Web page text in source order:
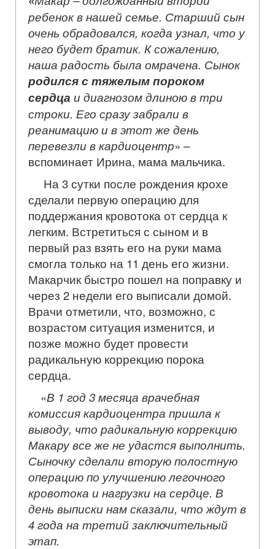
ребенок в нашей семье. Старший сын
очень обрадовался, когда узнал, что у
него будет братик. К сожалению,
наша радость была омрачена. Сынок
родился с тяжелым пороком
сердца и диагнозом длиною в три
строки. Его сразу забрали в
реанимацию и в этот же день
перевезли в кардиоцентр» –
вспоминает Ирина, мама мальчика.
На 3 сутки после рождения крохе
сделали первую операцию для
поддержания кровотока от сердца к
легким. Встретиться с сыном и в
первый раз взять его на руки мама
смогла только на 11 день его жизни.
Макарчик быстро пошел на поправку и
через 2 недели его выписали домой.
Врачи отметили, что, возможно, с
возрастом ситуация изменится, и
позже можно будет провести
радикальную коррекцию порока
сердца.
«В 1 год 3 месяца врачебная
комиссия кардиоцентра пришла к
выводу, что радикальную коррекцию
Макару все же не удастся выполнить.
Сыночку сделали вторую полостную
операцию по улучшению легочного
кровотока и нагрузки на сердце. В
день выписки нам сказали, что ждут в
4 года на третий заключительный
этап.